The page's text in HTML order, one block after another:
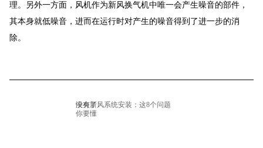
理。另外一方面，风机作为新风换气机中唯一会产生噪音的部件，
其本身就低噪音，进而在运行时对产生的噪音得到了进一步的消
除。
没有了
中央新风系统安装：这8个问题
你要懂